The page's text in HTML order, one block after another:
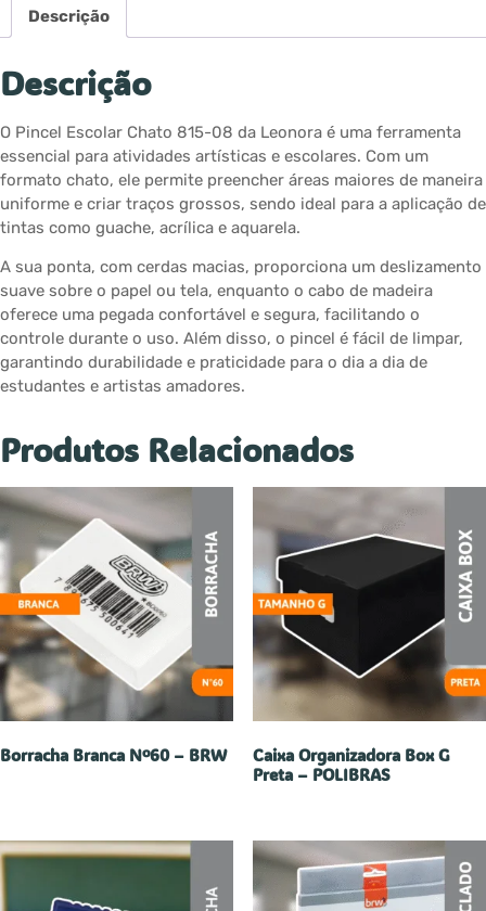
Descrição
Descrição
O Pincel Escolar Chato 815-08 da Leonora é uma ferramenta
essencial para atividades artísticas e escolares. Com um
formato chato, ele permite preencher áreas maiores de maneira
uniforme e criar traços grossos, sendo ideal para a aplicação de
tintas como guache, acrílica e aquarela.
A sua ponta, com cerdas macias, proporciona um deslizamento
suave sobre o papel ou tela, enquanto o cabo de madeira
oferece uma pegada confortável e segura, facilitando o
controle durante o uso. Além disso, o pincel é fácil de limpar,
garantindo durabilidade e praticidade para o dia a dia de
estudantes e artistas amadores.
Produtos Relacionados
Borracha Branca Nº60 – BRW
Caixa Organizadora Box G
Preta – POLIBRAS